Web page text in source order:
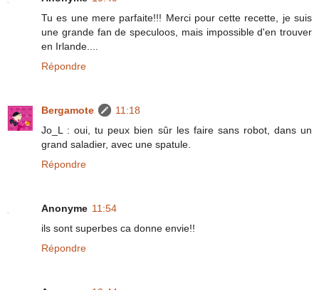
Tu es une mere parfaite!!! Merci pour cette recette, je suis
une grande fan de speculoos, mais impossible d'en trouver
en Irlande....
Répondre
Bergamote
11:18
Jo_L : oui, tu peux bien sûr les faire sans robot, dans un
grand saladier, avec une spatule.
Répondre
Anonyme 11:54
ils sont superbes ca donne envie!!
Répondre